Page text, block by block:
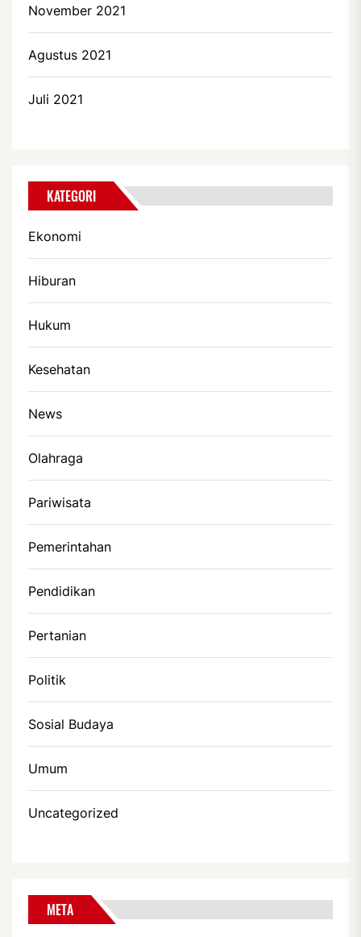
November 2021
Agustus 2021
Juli 2021
KATEGORI
Ekonomi
Hiburan
Hukum
Kesehatan
News
Olahraga
Pariwisata
Pemerintahan
Pendidikan
Pertanian
Politik
Sosial Budaya
Umum
Uncategorized
META